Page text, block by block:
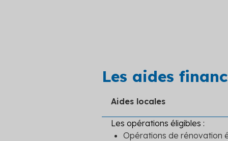
Les aides
Aides locales
Les opérations éligibles :
Opérations de rénovation